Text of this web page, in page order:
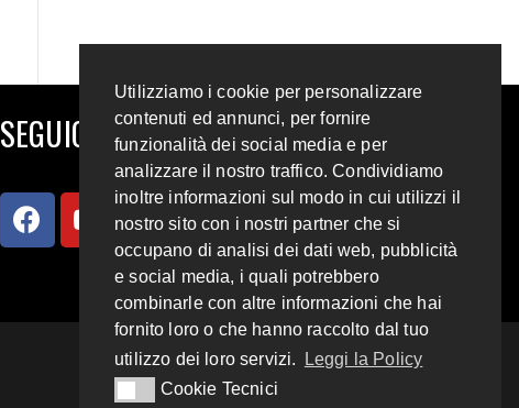
SEGUICI SUI SOCIAL
Utilizziamo i cookie per personalizzare
contenuti ed annunci, per fornire
funzionalità dei social media e per
analizzare il nostro traffico. Condividiamo
inoltre informazioni sul modo in cui utilizzi il
nostro sito con i nostri partner che si
occupano di analisi dei dati web, pubblicità
e social media, i quali potrebbero
combinarle con altre informazioni che hai
fornito loro o che hanno raccolto dal tuo
utilizzo dei loro servizi.
Leggi la Policy
Cookie Tecnici
Cookie Tecnici